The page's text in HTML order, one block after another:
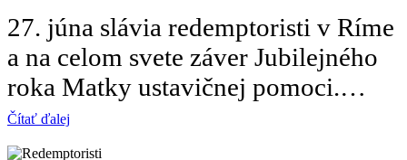
27. júna slávia redemptoristi v Ríme
a na celom svete záver Jubilejného
roka Matky ustavičnej pomoci.…
Čítať ďalej